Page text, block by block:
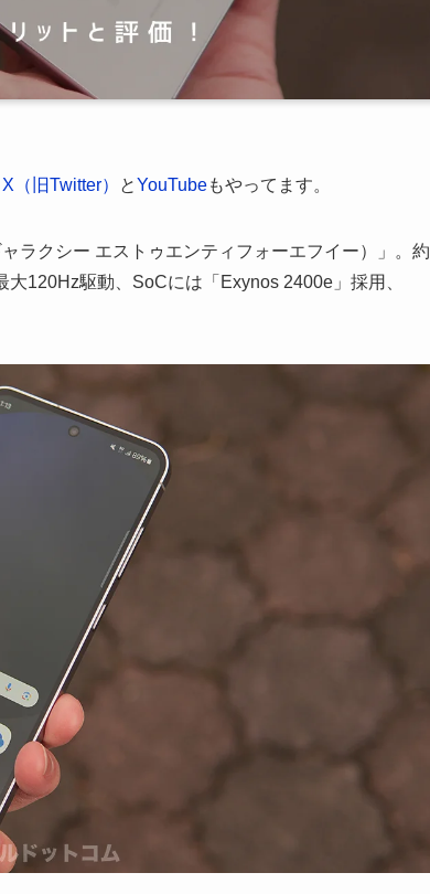
X（旧Twitter） とYouTubeもやってます。
ラクシー エストゥエンティフォーエフイー）」。約
120Hz駆動、SoCには「Exynos 2400e」採用、